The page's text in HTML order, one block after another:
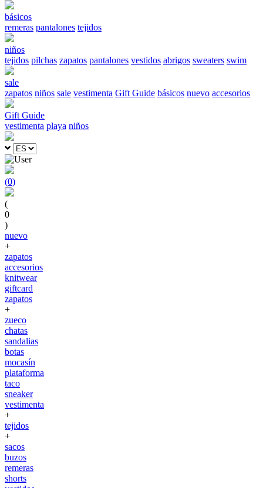
básicos
remeras pantalones tejidos
niños
tejidos pilchas zapatos pantalones vestidos abrigos sweaters swim
sale
zapatos niños sale vestimenta Gift Guide básicos nuevo accesorios
Gift Guide
vestimenta playa niños
(0)
(
0
)
nuevo
+
zapatos
accesorios
knitwear
giftcard
zapatos
+
zueco
chatas
sandalias
botas
mocasín
plataforma
taco
sneaker
vestimenta
+
tejidos
+
sacos
buzos
remeras
shorts